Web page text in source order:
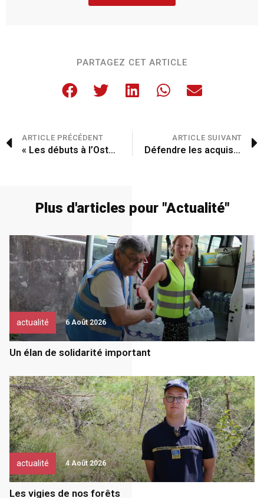
PARTAGEZ CET ARTICLE
ARTICLE PRÉCÉDENT
« Les débuts à l’Ostal sont au-delà de nos espérances »
ARTICLE SUIVANT
Défendre les acquis sociaux
Plus d'articles pour "Actualité"
actualité 6 Août 2026
Un élan de solidarité important
actualité 4 Août 2026
Les vigies de nos forêts